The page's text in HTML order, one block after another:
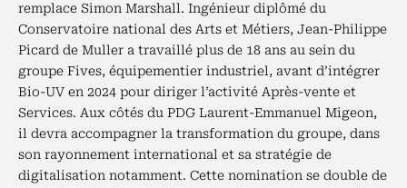
remplace Simon Marshall. Ingénieur diplômé du
Conservatoire national des Arts et Métiers, Jean-Philippe
Picard de Muller a travaillé plus de 18 ans au sein du
groupe Fives, équipementier industriel, avant d’intégrer
Bio-UV en 2024 pour diriger l’activité Après-vente et
Services. Aux côtés du PDG Laurent-Emmanuel Migeon,
il devra accompagner la transformation du groupe, dans
son rayonnement international et sa stratégie de
digitalisation notamment. Cette nomination se double de